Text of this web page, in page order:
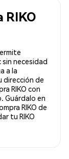
RIKO
necesidad
a la
dirección de
RIKO con
Guárdalo en
RIKO de
tu RIKO